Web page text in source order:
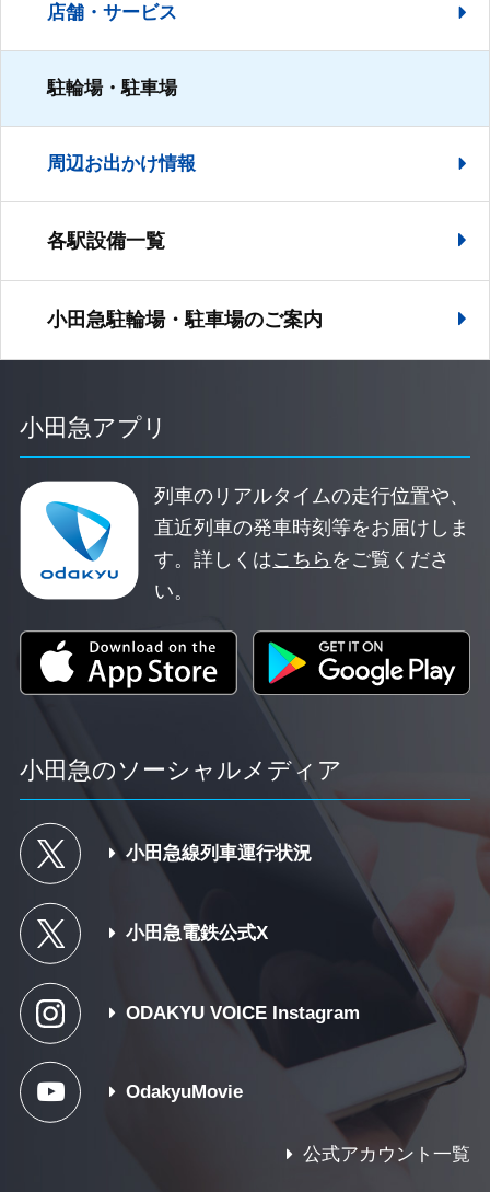
店舗・サービス
駐輪場・駐車場
周辺お出かけ情報
各駅設備一覧
小田急駐輪場・駐車場のご案内
小田急アプリ
列車のリアルタイムの走行位置や、
直近列車の発車時刻等をお届けしま
す。詳しくはこちら をご覧くださ
い。
小田急のソーシャルメディア
小田急線列車運行状況
小田急電鉄公式X
ODAKYU VOICE Instagram
OdakyuMovie
公式アカウント一覧